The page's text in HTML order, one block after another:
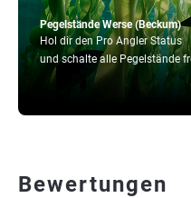
Pegelstände Werse (Beckum)
Hol dir den Pro Angler Status
und schalte alle Pegelstände
Bewertungen